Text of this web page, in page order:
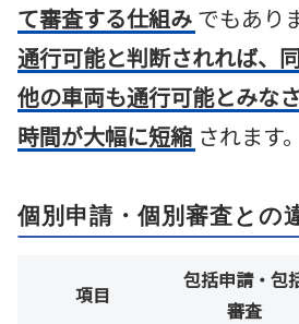
て審査する仕組み でもあり
通行可能と判断されれば、
他の車両も通行可能とみな
時間が大幅に短縮 されます。
個別申請・個別審査との
項目
包括申請・包
審査